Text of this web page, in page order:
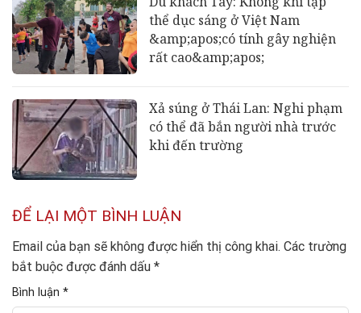
thể dục sáng ở Việt Nam
&amp;apos;có tính gây nghiện
rất cao&amp;apos;
Xả súng ở Thái Lan: Nghi phạm
có thể đã bắn người nhà trước
khi đến trường
ĐỂ LẠI MỘT BÌNH LUẬN
Email của bạn sẽ không được hiển thị công khai. Các trường
bắt buộc được đánh dấu *
Bình luận *